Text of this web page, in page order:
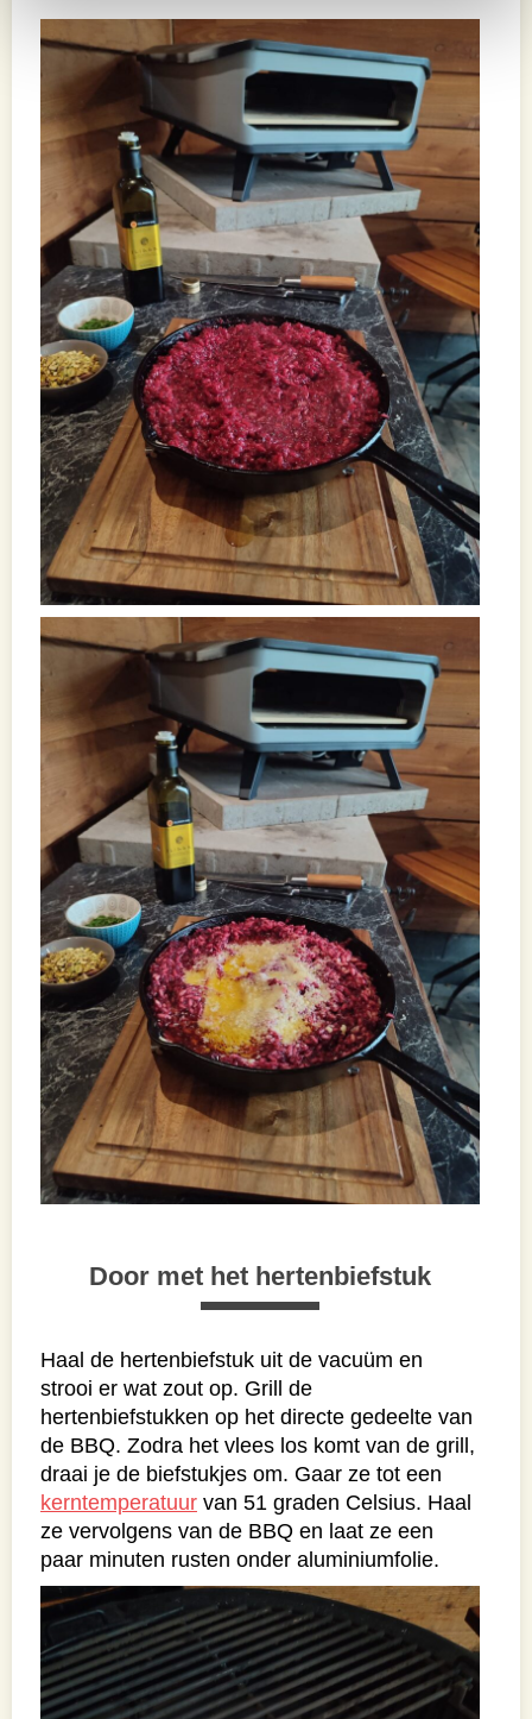
Door met het hertenbiefstuk
Haal de hertenbiefstuk uit de vacuüm en
strooi er wat zout op. Grill de
hertenbiefstukken op het directe gedeelte van
de BBQ. Zodra het vlees los komt van de grill,
draai je de biefstukjes om. Gaar ze tot een
kerntemperatuur van 51 graden Celsius. Haal
ze vervolgens van de BBQ en laat ze een
paar minuten rusten onder aluminiumfolie.